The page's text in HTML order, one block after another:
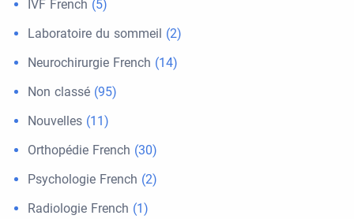
IVF French (5)
Laboratoire du sommeil (2)
Neurochirurgie French (14)
Non classé (95)
Nouvelles (11)
Orthopédie French (30)
Psychologie French (2)
Radiologie French (1)